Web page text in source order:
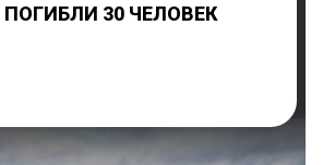
30 ЧЕЛОВЕК